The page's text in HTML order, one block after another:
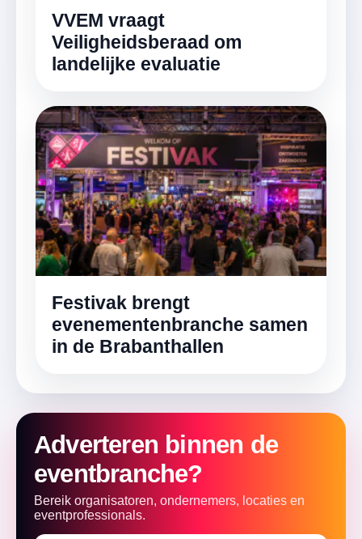
VVEM vraagt
Veiligheidsberaad om
landelijke evaluatie
Festivak brengt
evenementenbranche samen
in de Brabanthallen
Adverteren binnen de
eventbranche?
Bereik organisatoren, ondernemers, locaties en
eventprofessionals.